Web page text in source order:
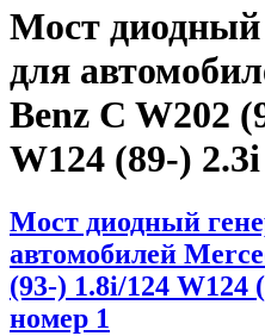
Мост диодный
для
Benz C W202
W124 (89-) 2.3i
Мост диодный
автомобилей
(93-) 1.8i/124 W124
номер 1